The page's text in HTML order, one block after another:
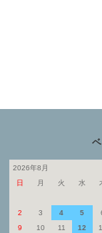
2026年8月
日
月 火 水
2
3 4 5
9
10 11 12